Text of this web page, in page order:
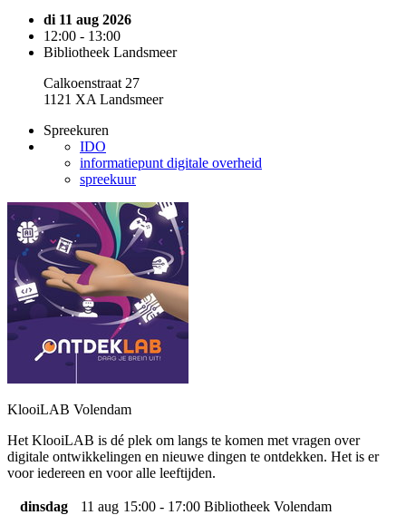
di 11 aug 2026
12:00 - 13:00
Bibliotheek Landsmeer
Calkoenstraat 27
1121 XA Landsmeer
Spreekuren
IDO
informatiepunt digitale overheid
spreekuur
KlooiLAB Volendam
Het KlooiLAB is dé plek om langs te komen met vragen over
digitale ontwikkelingen en nieuwe dingen te ontdekken. Het is er
voor iedereen en voor alle leeftijden.
dinsdag 11 aug 15:00 - 17:00 Bibliotheek Volendam